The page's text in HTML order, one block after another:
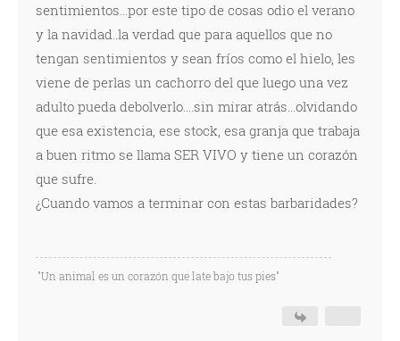
sentimientos...por este tipo de cosas odio el verano
y la navidad..la verdad que para aquellos que no
tengan sentimientos y sean fríos como el hielo, les
viene de perlas un cachorro del que luego una vez
adulto pueda debolverlo....sin mirar atrás...olvidando
que esa existencia, ese stock, esa granja que trabaja
a buen ritmo se llama SER VIVO y tiene un corazón
que sufre.
¿Cuando vamos a terminar con estas barbaridades?
"Un animal es un corazón que late bajo tus pies"